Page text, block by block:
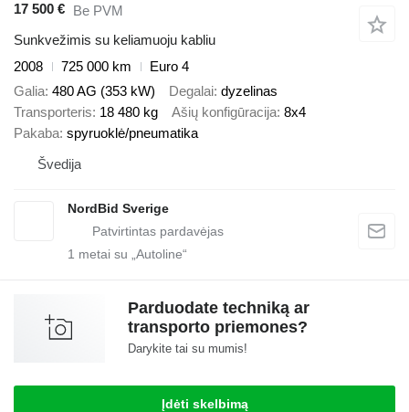
17 500 € Be PVM
Sunkvežimis su keliamuoju kabliu
2008
725 000 km
Euro 4
Galia 480 AG (353 kW) Degalai dyzelinas
Transporteris 18 480 kg Ašių konfigūracija 8x4
Pakaba spyruoklė/pneumatika
Švedija
NordBid Sverige
1 metai su „Autoline“
Parduodate techniką ar
transporto priemones?
Darykite tai su mumis!
Įdėti skelbimą